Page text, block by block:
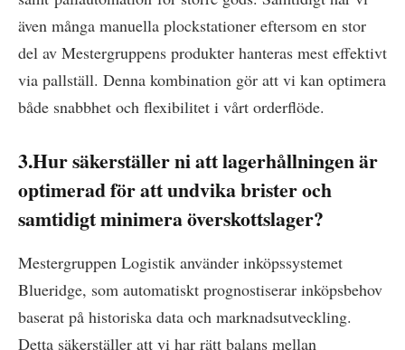
även många manuella plockstationer eftersom en stor
del av Mestergruppens produkter hanteras mest effektivt
via pallställ. Denna kombination gör att vi kan optimera
både snabbhet och flexibilitet i vårt orderflöde.
3.Hur säkerställer ni att lagerhållningen är
optimerad för att undvika brister och
samtidigt minimera överskottslager?
Mestergruppen Logistik använder inköpssystemet
Blueridge, som automatiskt prognostiserar inköpsbehov
baserat på historiska data och marknadsutveckling.
Detta säkerställer att vi har rätt balans mellan